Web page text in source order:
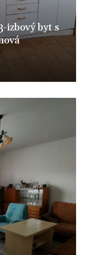
izbový byt s